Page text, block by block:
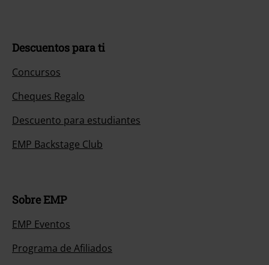
Descuentos para ti
Concursos
Cheques Regalo
Descuento para estudiantes
EMP Backstage Club
Sobre EMP
EMP Eventos
Programa de Afiliados